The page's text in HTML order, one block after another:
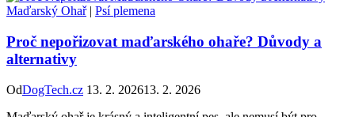
Maďarský Ohař| Psí plemena
Proč nepořizovat maďarského ohaře? Důvody a
alternativy
OdDogTech.cz 13. 2. 202613. 2. 2026